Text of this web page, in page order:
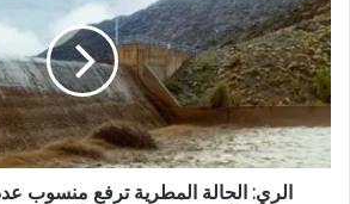
ل
و
ي
ب
الري: الحالة المطرية ترفع منسوب